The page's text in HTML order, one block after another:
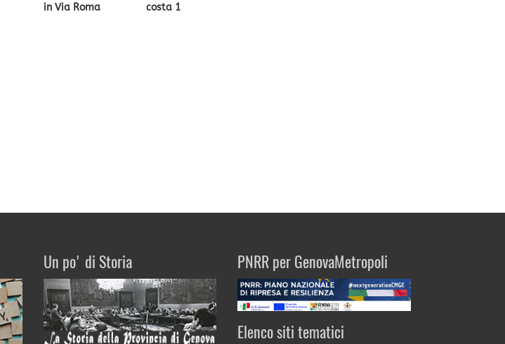
in Via Roma
costa 1
Un po' di Storia PNRR per GenovaMetropoli
Elenco siti tematici